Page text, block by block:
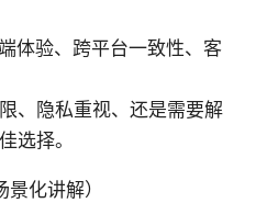
体验、跨平台一致性、客
、隐私重视、还是需要解
选择。
化讲解）